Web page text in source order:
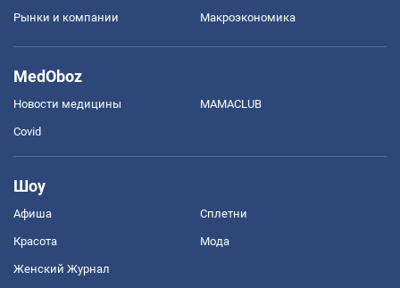
Рынки и компании Mакроэкономика
MedOboz
Новости медицины MAMACLUB
Covid
Шоу
Афиша Сплетни
Красота Мода
Женский Журнал